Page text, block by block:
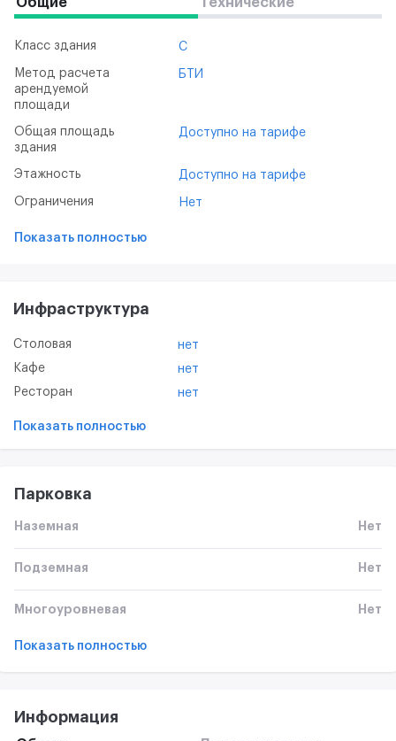
Класс здания C
Метод расчета
арендуемой
площади
БТИ
Общая площадь
здания
Доступно на тарифе
Этажность Доступно на тарифе
Ограничения Нет
Показать полностью
Инфраструктура
Столовая
нет
Кафе
нет
Ресторан
нет
Показать полностью
Парковка
Наземная Нет
Подземная Нет
Многоуровневая Нет
Показать полностью
Информация